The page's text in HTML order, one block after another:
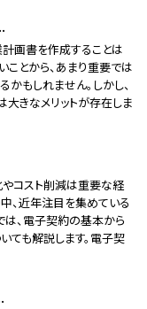
画書を作成することは
とから、あまり重要では
かもしれません。しかし、
きなメリットが存在しま
コスト削減は重要な経
、近年注目を集めている
は、電子契約の基本から
ても解説します。電子契